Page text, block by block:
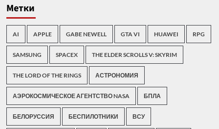
Метки
AI APPLE GABE NEWELL GTA VI HUAWEI RPG
SAMSUNG SPACEX THE ELDER SCROLLS V: SKYRIM
THE LORD OF THE RINGS АСТРОНОМИЯ
АЭРОКОСМИЧЕСКОЕ АГЕНТСТВО NASA БПЛА
БЕЛОРУССИЯ БЕСПИЛОТНИКИ ВСУ